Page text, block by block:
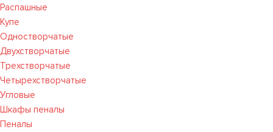
Распашные
Купе
Одностворчатые
Двухстворчатые
Трехстворчатые
Четырехстворчатые
Угловые
Шкафы пеналы
Пеналы